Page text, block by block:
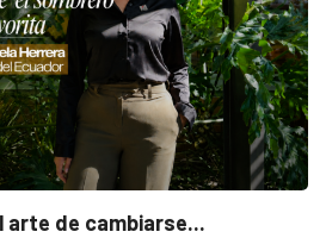
arte de cambiarse...